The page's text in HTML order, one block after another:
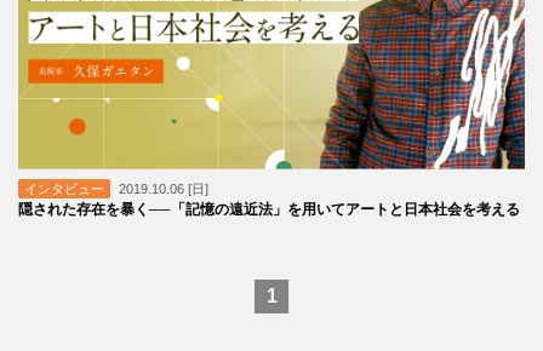
インタビュー 2019.10.06 [日]
隠された存在を暴く──「記憶の遠近法」を用いてアートと日本社会を考える
1